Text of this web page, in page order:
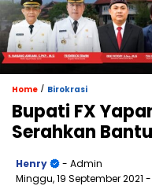
Home / Birokrasi
Bupati FX
Serahkan
Henry
- Admin
Minggu, 19 September 2021 -